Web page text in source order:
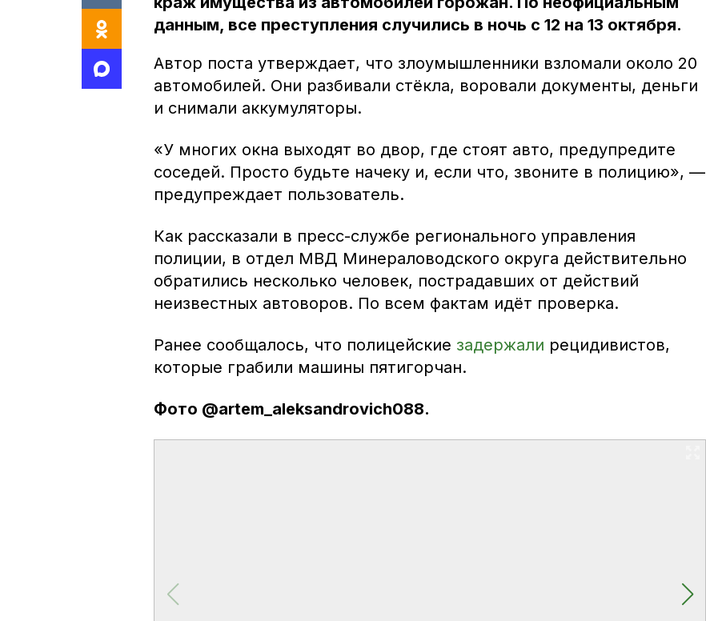
данным, все преступления случились в ночь с 12 на 13 октября.
Автор поста утверждает, что злоумышленники взломали около 20
автомобилей. Они разбивали стёкла, воровали документы, деньги
и снимали аккумуляторы.
«У многих окна выходят во двор, где стоят авто, предупредите
соседей. Просто будьте начеку и, если что, звоните в полицию», —
предупреждает пользователь.
Как рассказали в пресс-службе регионального управления
полиции, в отдел МВД Минераловодского округа действительно
обратились несколько человек, пострадавших от действий
неизвестных автоворов. По всем фактам идёт проверка.
Ранее сообщалось, что полицейские задержали рецидивистов,
которые грабили машины пятигорчан.
Фото @artem_aleksandrovich088.